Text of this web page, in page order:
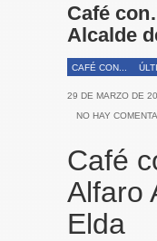
Café
Alcalde
CAFÉ CON...
29 DE MARZO DE
NO HAY
Café
Alfaro
Elda